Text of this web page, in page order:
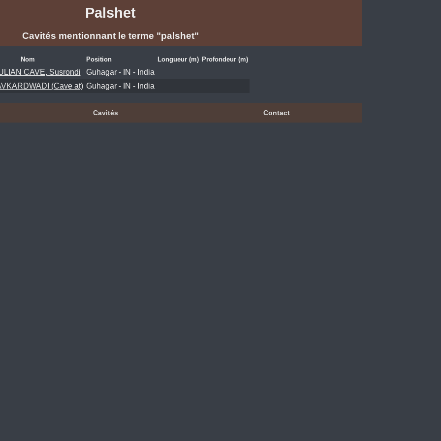
Palshet
Cavités mentionnant le terme "palshet"
Nom Position Longueur (m) Profondeur (m)
CAVE, Susrondi
Guhagar - IN - India
(Cave at) Guhagar - IN - India
Cavités Contact